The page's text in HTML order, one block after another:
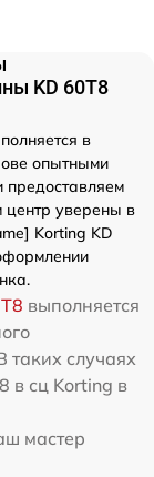
KD 60T8
в
опытными
предоставляем
уверены в
Korting KD
выполняется
таких случаях
в сц Korting в
мастер